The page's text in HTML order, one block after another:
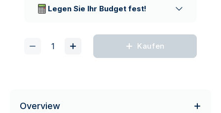
Legen Sie Ihr Budget fest!
Kaufen
Overview